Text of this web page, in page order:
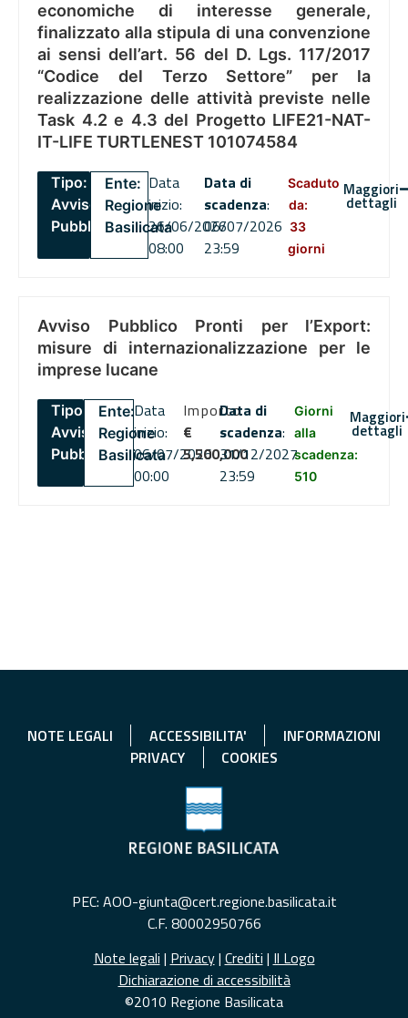
economiche di interesse generale,
finalizzato alla stipula di una convenzione
ai sensi dell’art. 56 del D. Lgs. 117/2017
“Codice del Terzo Settore” per la
realizzazione delle attività previste nelle
Task 4.2 e 4.3 del Progetto LIFE21-NAT-
IT-LIFE TURTLENEST 101074584
Tipo:
Avviso
Pubblico
Ente:
Regione
Basilicata
Data
inizio:
26/06/2026
08:00
Data di
scadenza:
06/07/2026
23:59
Scaduto
da:
33
giorni
Maggiori
dettagli
Avviso Pubblico Pronti per l’Export:
misure di internazionalizzazione per le
imprese lucane
Tipo:
Avviso
Pubblico
Ente:
Regione
Basilicata
Data
inizio:
06/07/2026
00:00
Importo
€
5,500,000
Data di
scadenza:
31/12/2027
23:59
Giorni
alla
scadenza:
510
Maggiori
dettagli
NOTE LEGALI ACCESSIBILITA'
INFORMAZIONI
PRIVACY
COOKIES
PEC: AOO-giunta@cert.regione.basilicata.it
C.F. 80002950766
Note legali | Privacy| Crediti | Il Logo
Dichiarazione di accessibilità
©2010 Regione Basilicata